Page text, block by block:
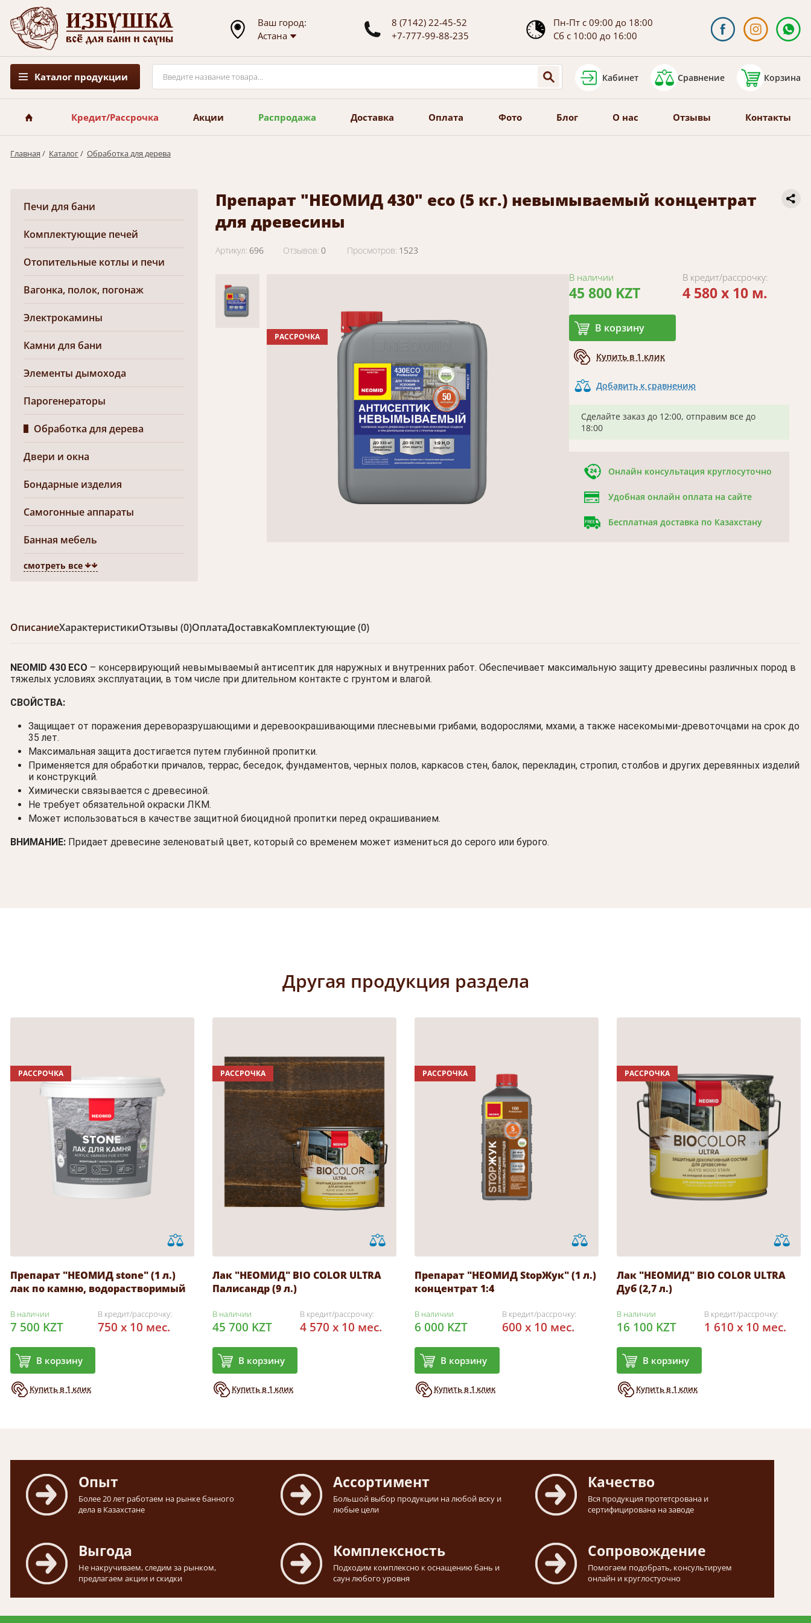
Ваш город:
Астана
8 (7142) 22-45-52
+7-777-99-88-235
Пн-Пт с 09:00 до 18:00
Сб с 10:00 до 16:00
Каталог продукции Кабинет Сравнение Корзина
Кредит/Рассрочка Акции Распродажа Доставка Оплата Фото Блог О нас Отзывы Контакты
Главная / Каталог/ Обработка для дерева
Печи для бани
Комплектующие печей
Отопительные котлы и печи
Вагонка, полок, погонаж
Электрокамины
Камни для бани
Элементы дымохода
Парогенераторы
Обработка для дерева
Двери и окна
Бондарные изделия
Самогонные аппараты
Банная мебель
смотреть все
Препарат "НЕОМИД 430" есо (5 кг.) невымываемый концентрат
для древесины
Артикул: 696 Отзывов: 0 Просмотров: 1523
РАССРОЧКА
В наличии
45 800 KZT
В корзину
Купить в 1 клик
В кредит/рассрочку:
4 580 x 10 м.
Добавить к сравнению
Сделайте заказ до 12:00, отправим все до
18:00
Онлайн консультация круглосуточно
Удобная онлайн оплата на сайте
Бесплатная доставка по Казахстану
ОписаниеХарактеристикиОтзывы (0)ОплатаДоставкаКомплектующие (0)
NEOMID 430 ECO – консервирующий невымываемый антисептик для наружных и внутренних работ. Обеспечивает максимальную защиту древесины различных пород в
тяжелых условиях эксплуатации, в том числе при длительном контакте с грунтом и влагой.
СВОЙСТВА:
Защищает от поражения дереворазрушающими и деревоокрашивающими плесневыми грибами, водорослями, мхами, а также насекомыми-древоточцами на срок до
35 лет.
Максимальная защита достигается путем глубинной пропитки.
Применяется для обработки причалов, террас, беседок, фундаментов, черных полов, каркасов стен, балок, перекладин, стропил, столбов и других деревянных изделий
и конструкций.
Химически связывается с древесиной.
Не требует обязательной окраски ЛКМ.
Может использоваться в качестве защитной биоцидной пропитки перед окрашиванием.
ВНИМАНИЕ: Придает древесине зеленоватый цвет, который со временем может измениться до серого или бурого.
Другая продукция раздела
РАССРОЧКА
Препарат "НЕОМИД stone" (1 л.)
лак по камню, водорастворимый
В наличии
7 500 KZT
В корзину
Купить в 1 клик
В кредит/рассрочку:
750 x 10 мес.
РАССРОЧКА
Лак "НЕОМИД" BIO COLOR ULTRA
Палисандр (9 л.)
В наличии
45 700 KZT
В корзину
Купить в 1 клик
В кредит/рассрочку:
4 570 x 10 мес.
РАССРОЧКА
Препарат "НЕОМИД StopЖук" (1 л.)
концентрат 1:4
В наличии
6 000 KZT
В корзину
Купить в 1 клик
В кредит/рассрочку:
600 x 10 мес.
РАССРОЧКА
Лак "НЕОМИД" BIO COLOR ULTRA
Дуб (2,7 л.)
В наличии
16 100 KZT
В корзину
Купить в 1 клик
В кредит/рассрочку:
1 610 x 10 мес.
Опыт
Более 20 лет работаем на рынке банного
дела в Казахстане
Ассортимент
Большой выбор продукции на любой вску и
любые цели
Качество
Вся продукция протетсрована и
сертифицирована на заводе
Выгода
Не накручиваем, следим за рынком,
предлагаем акции и скидки
Комплексность
Подходим комплексно к оснащению бань и
саун любого уровня
Сопровождение
Помогаем подобрать, консультируем
онлайн и круглостуочно